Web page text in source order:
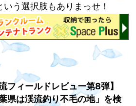
う選択肢もありまっせ！
フィールドレビュー第8弾】
葉県は渓流釣り不毛の地」を検